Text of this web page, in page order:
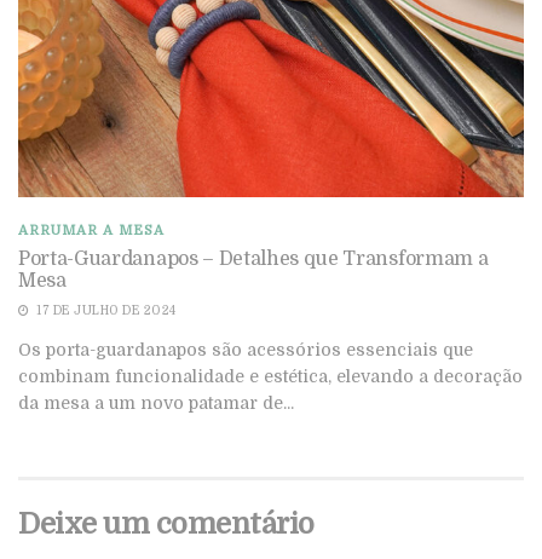
ARRUMAR A MESA
Porta-Guardanapos – Detalhes que Transformam a
Mesa
17 DE JULHO DE 2024
Os porta-guardanapos são acessórios essenciais que
combinam funcionalidade e estética, elevando a decoração
da mesa a um novo patamar de...
Deixe um comentário